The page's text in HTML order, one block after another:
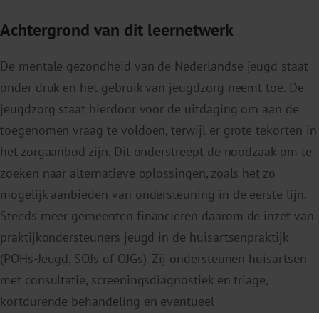
Achtergrond van dit leernetwerk
De mentale gezondheid van de Nederlandse jeugd staat
onder druk en het gebruik van jeugdzorg neemt toe. De
jeugdzorg staat hierdoor voor de uitdaging om aan de
toegenomen vraag te voldoen, terwijl er grote tekorten in
het zorgaanbod zijn. Dit onderstreept de noodzaak om te
zoeken naar alternatieve oplossingen, zoals het zo
mogelijk aanbieden van ondersteuning in de eerste lijn.
Steeds meer gemeenten financieren daarom de inzet van
praktijkondersteuners jeugd in de huisartsenpraktijk
(POHs-Jeugd, SOJs of OJGs). Zij ondersteunen huisartsen
met consultatie, screeningsdiagnostiek en triage,
kortdurende behandeling en eventueel